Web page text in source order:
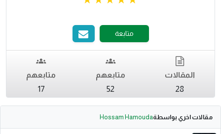
متابعة
المقالات
28
متابعهم
52
متابعهم
17
مقالات اخري بواسطةHossam Hamouda